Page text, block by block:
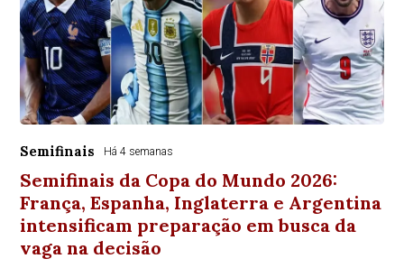
Semifinais Há 4 semanas
Semifinais da Copa do Mundo 2026:
França, Espanha, Inglaterra e Argentina
intensificam preparação em busca da
vaga na decisão